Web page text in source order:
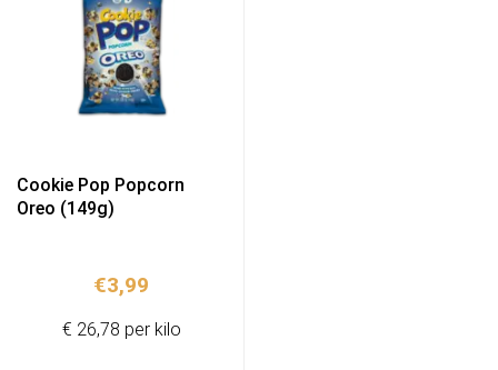
Cookie Pop Popcorn
Oreo (149g)
€3,99
€ 26,78 per kilo